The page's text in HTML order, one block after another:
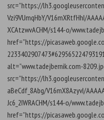
src=”https://
Vzi9VUmqHbY/V16mXRtfHhI/
XCAtzwvACHM/s144-o/
href=”https://
alt=”www.tadejbernik.com-
src=”https://
aBeCdf_8Abg/V16mX8AzyvI/
Jc6_2IWRACHM/s144-o/
href=”https://